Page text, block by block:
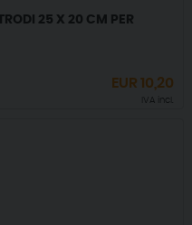
25 X 20 CM PER
EUR10,20
IVA incl.